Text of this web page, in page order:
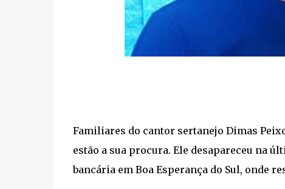
Familiares do cantor sertanejo Dimas
estão a sua procura. Ele desapareceu na
bancária em Boa Esperança do Sul, onde